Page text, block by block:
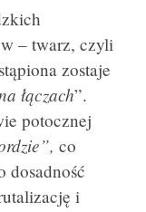
– twarz, czyli
zostaje
łączach”.
potocznej
co
dosadność
i